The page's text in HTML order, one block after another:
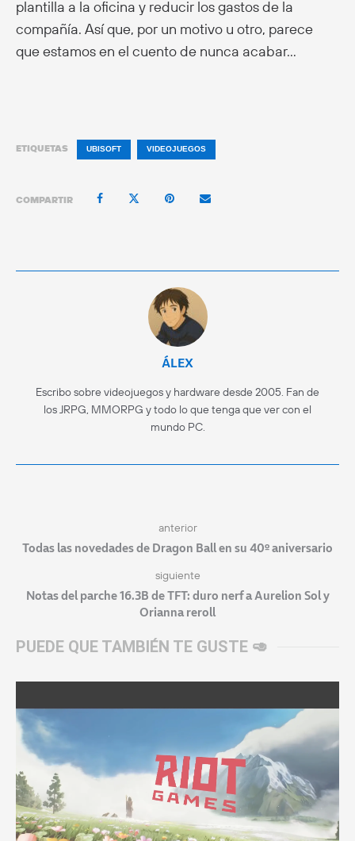
plantilla a la oficina y reducir los gastos de la
compañía. Así que, por un motivo u otro, parece
que estamos en el cuento de nunca acabar…
ETIQUETAS UBISOFT VIDEOJUEGOS
COMPARTIR
ÁLEX
Escribo sobre videojuegos y hardware desde 2005. Fan de
los JRPG, MMORPG y todo lo que tenga que ver con el
mundo PC.
anterior
Todas las novedades de Dragon Ball en su 40º aniversario
siguiente
Notas del parche 16.3B de TFT: duro nerf a Aurelion Sol y
Orianna reroll
PUEDE QUE TAMBIÉN TE GUSTE 🥑